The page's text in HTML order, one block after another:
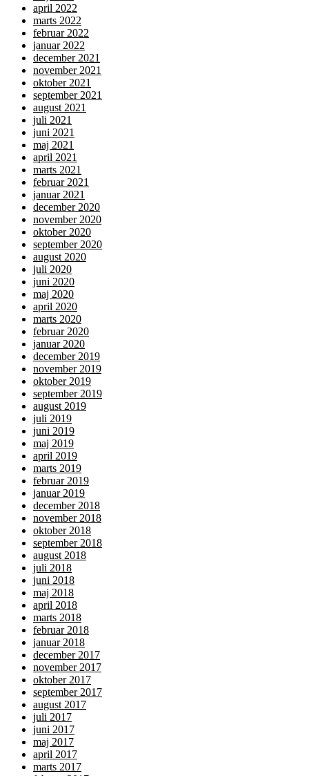
april 2022
marts 2022
februar 2022
januar 2022
december 2021
november 2021
oktober 2021
september 2021
august 2021
juli 2021
juni 2021
maj 2021
april 2021
marts 2021
februar 2021
januar 2021
december 2020
november 2020
oktober 2020
september 2020
august 2020
juli 2020
juni 2020
maj 2020
april 2020
marts 2020
februar 2020
januar 2020
december 2019
november 2019
oktober 2019
september 2019
august 2019
juli 2019
juni 2019
maj 2019
april 2019
marts 2019
februar 2019
januar 2019
december 2018
november 2018
oktober 2018
september 2018
august 2018
juli 2018
juni 2018
maj 2018
april 2018
marts 2018
februar 2018
januar 2018
december 2017
november 2017
oktober 2017
september 2017
august 2017
juli 2017
juni 2017
maj 2017
april 2017
marts 2017